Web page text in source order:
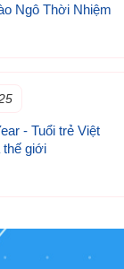
Ngô Thời Nhiệm
- Tuổi trẻ Việt
giới